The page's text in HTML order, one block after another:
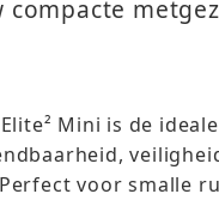
compacte
Mini is de
voor smalle